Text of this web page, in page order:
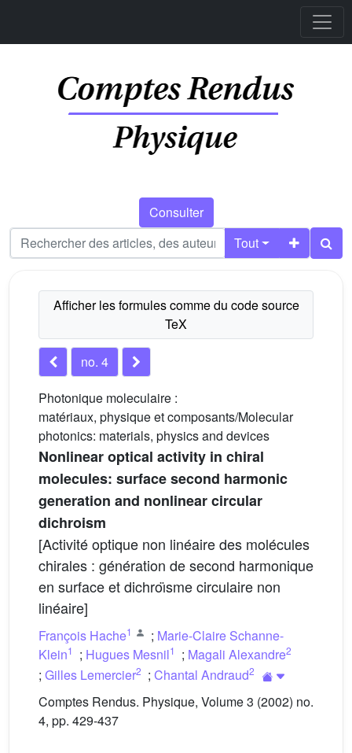
Consulter
Tout
no. 4
Photonique moleculaire :
matériaux, physique et composants/Molecular
photonics: materials, physics and devices
Nonlinear optical activity in chiral
molecules: surface second harmonic
generation and nonlinear circular
dichroism
[Activité optique non linéaire des molécules
chirales : génération de second harmonique
en surface et dichroı̈sme circulaire non
linéaire]
François Hache1 ; Marie-Claire Schanne-
Klein1 ; Hugues Mesnil1 ; Magali Alexandre2
; Gilles Lemercier2 ; Chantal Andraud2
Comptes Rendus. Physique, Volume 3 (2002) no.
4, pp. 429-437